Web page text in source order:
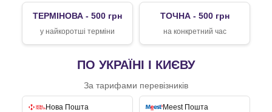
ТЕРМІНОВА - 500 грн
у найкоротші терміни
ТОЧНА - 500 грн
на конкретний час
ПО УКРАЇНІ І КИЄВУ
За тарифами перевізників
Нова Пошта Meest Пошта